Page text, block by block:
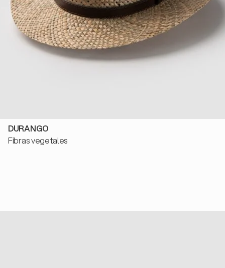
DURANGO
Fibras vegetales